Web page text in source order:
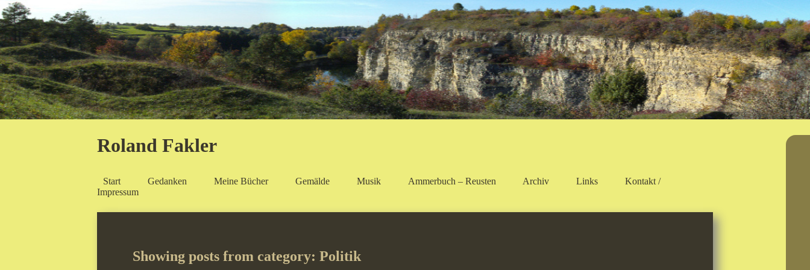
Roland Fakler
Start Gedanken Meine Bücher Gemälde Musik Ammerbuch – Reusten Archiv Links
Kontakt /
Impressum
Showing posts from category: Politik